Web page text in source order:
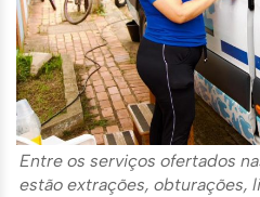
Entre os serviços ofertados
estão extrações, obturações,